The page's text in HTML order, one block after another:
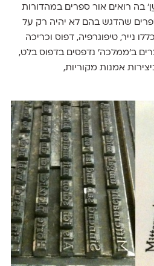
ן׳ בה רואים אור ספרים במהדורות
ספרים שהדגש בהם לא יהיה רק על
נייר, טיפוגרפיה, דפוס וכריכה
ב׳ממלכה׳ נדפסים בדפוס בלט,
אמנות מקוריות,